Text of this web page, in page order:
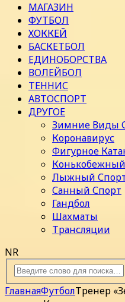
МАГАЗИН
ФУТБОЛ
ХОККЕЙ
БАСКЕТБОЛ
ЕДИНОБОРСТВА
ВОЛЕЙБОЛ
ТЕННИС
АВТОСПОРТ
ДРУГОЕ
Зимние Виды
Коронавирус
Фигурное
Лыжный
Санный Спорт
Гандбол
Шахматы
Трансляции
NR
ГлавнаяФутболТренер